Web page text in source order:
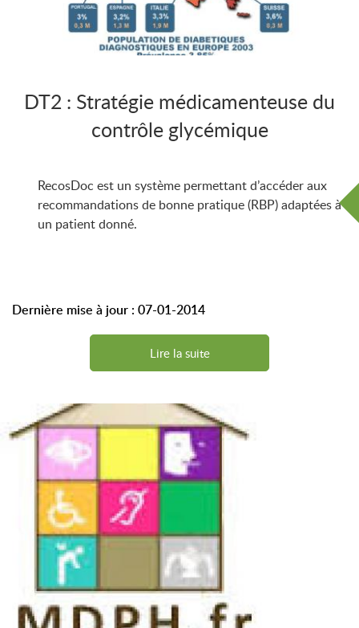
DT2 : Stratégie médicamenteuse du
contrôle glycémique
RecosDoc est un système permettant d’accéder aux
recommandations de bonne pratique (RBP) adaptées à
un patient donné.
Dernière mise à jour : 07-01-2014
Lire la suite